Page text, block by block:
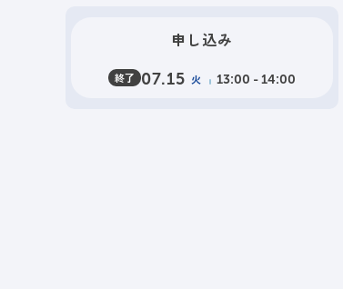
申し込み
終了 07.15 火 13:00 - 14:00